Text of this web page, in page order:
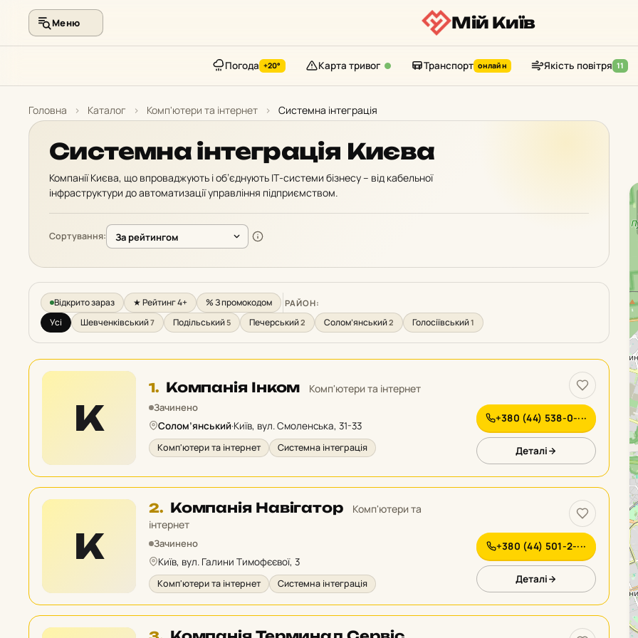
контенту
Меню Мій Київ
Погода +20° Карта тривог Транспорт онлайн Якість повітря 11
Головна › Каталог › Комп'ютери та інтернет › Системна інтеграція
Системна інтеграція Києва
Компанії Києва, що впроваджують і об’єднують ІТ-системи бізнесу – від кабельної
інфраструктури до автоматизації управління підприємством.
Сортування:
Відкрито зараз ★ Рейтинг 4+ % З промокодом РАЙОН:
Усі Шевченківський7 Подільський5 Печерський2 Солом’янський2 Голосіївський1
К
1. Місце
1
рейтингу:
Компанія Інком Комп'ютери та інтернет
Зачинено
Солом’янський·Київ, вул. Смоленська, 31-33
Комп'ютери та інтернет Системна інтеграція
+380 (44) 538-0-···
Деталі
К
2. Місце
2
у
Компанія Навігатор
Комп'ютери та
інтернет
Зачинено
Київ, вул. Галини Тимофєєвої, 3
Комп'ютери та інтернет Системна інтеграція
+380 (44) 501-2-···
Деталі